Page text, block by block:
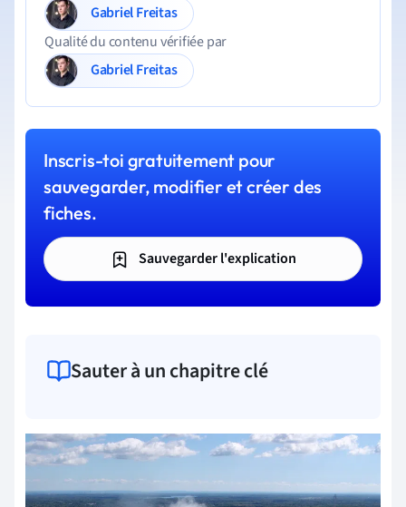
Gabriel Freitas
Qualité du contenu vérifiée par
Gabriel Freitas
Inscris-toi gratuitement pour
sauvegarder, modifier et créer des
fiches.
Sauvegarder l'explication
Sauter à un chapitre clé